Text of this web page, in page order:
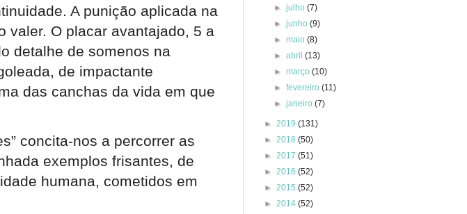
A punição aplicada na
valer. O placar avantajado, 5 a
detalhe de somenos na
de impactante
das canchas da vida em que
concita-nos a percorrer as
exemplos frisantes, de
humana, cometidos em
►julho(7)
►junho(9)
►maio(8)
►abril(13)
►março(10)
►fevereiro(11)
►janeiro(7)
► 2019 (131)
► 2018 (50)
► 2017 (51)
► 2016 (52)
► 2015 (52)
► 2014 (52)